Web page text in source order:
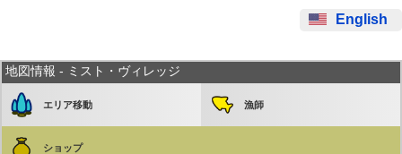
English
地図情報 - ミスト・ヴィレッジ
エリア移動 漁師
ショップ